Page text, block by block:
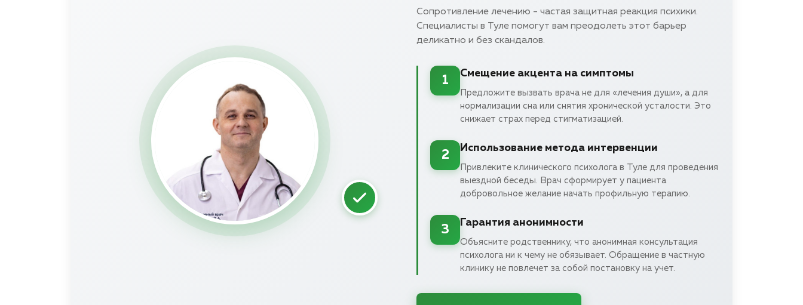
Сопротивление лечению - частая защитная реакция психики.
Специалисты в Туле помогут вам преодолеть этот барьер
деликатно и без скандалов.
1
Смещение акцента на симптомы
Предложите вызвать врача не для «лечения души», а для
нормализации сна или снятия хронической усталости. Это
снижает страх перед стигматизацией.
2
Использование метода интервенции
Привлеките клинического психолога в Туле для проведения
выездной беседы. Врач сформирует у пациента
добровольное желание начать профильную терапию.
3
Гарантия анонимности
Объясните родственнику, что анонимная консультация
психолога ни к чему не обязывает. Обращение в частную
клинику не повлечет за собой постановку на учет.